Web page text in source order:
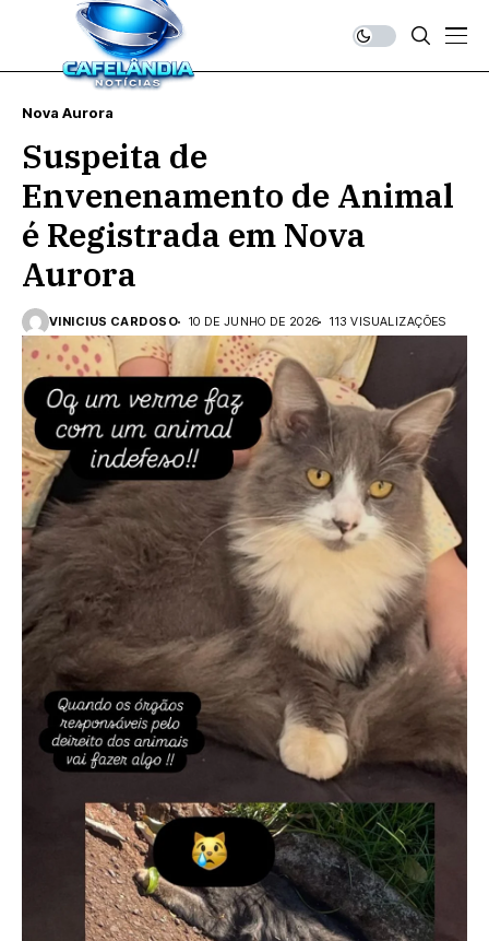
Nova Aurora
Suspeita de
Envenenamento de Animal
é Registrada em Nova
Aurora
VINICIUS CARDOSO 10 DE JUNHO DE 2026 113 VISUALIZAÇÕES